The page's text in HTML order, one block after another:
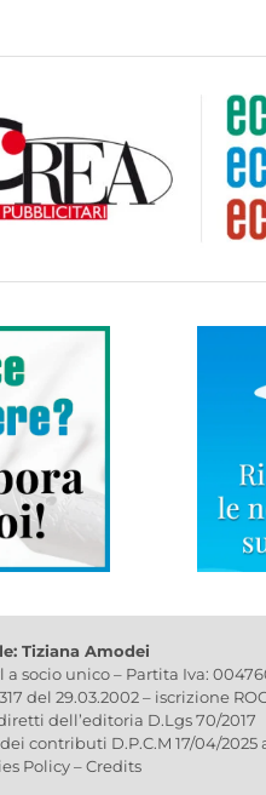
Tiziana Amodei
socio unico – Partita Iva:
del 29.03.2002 – iscrizione
dell’editoria D.Lgs 70/2017
contributi D.P.C.M 17/04/2025
Policy–Credits